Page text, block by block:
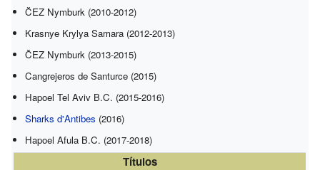
ČEZ Nymburk (2010-2012)
Krasnye Krylya Samara (2012-2013)
ČEZ Nymburk (2013-2015)
Cangrejeros de Santurce (2015)
Hapoel Tel Aviv B.C. (2015-2016)
Sharks d'Antibes (2016)
Hapoel Afula B.C. (2017-2018)
Títulos